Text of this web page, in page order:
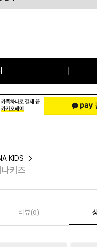
KIDS
키즈
리뷰(0)